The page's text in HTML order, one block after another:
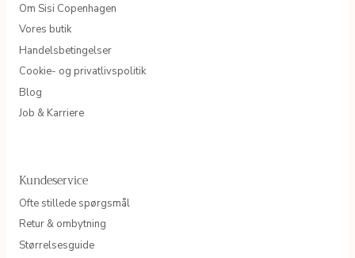
Om Sisi Copenhagen
Vores butik
Handelsbetingelser
Cookie- og privatlivspolitik
Blog
Job & Karriere
Kundeservice
Ofte stillede spørgsmål
Retur & ombytning
Størrelsesguide